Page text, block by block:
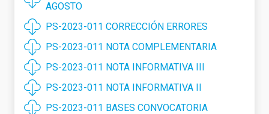
AGOSTO
PS-2023-011 CORRECCIÓN ERRORES
PS-2023-011 NOTA COMPLEMENTARIA
PS-2023-011 NOTA INFORMATIVA III
PS-2023-011 NOTA INFORMATIVA II
PS-2023-011 BASES CONVOCATORIA